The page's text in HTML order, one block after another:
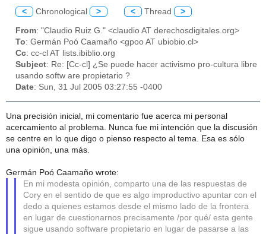
< Chronological > < Thread >
From: "Claudio Ruiz G." <claudio AT derechosdigitales.org>
To: Germán Poó Caamaño <gpoo AT ubiobio.cl>
Cc: cc-cl AT lists.ibiblio.org
Subject: Re: [Cc-cl] ¿Se puede hacer activismo pro-cultura libre
usando softw are propietario ?
Date: Sun, 31 Jul 2005 03:27:55 -0400
Una precisión inicial, mi comentario fue acerca mi personal
acercamiento al problema. Nunca fue mi intención que la discusión
se centre en lo que digo o pienso respecto al tema. Esa es sólo
una opinión, una más.
Germán Poó Caamaño wrote:
En mi modesta opinión, comparto una de las respuestas de
Cory en el sentido de que es algo improductivo apuntar con el
dedo a quienes estamos desde el mismo lado de la frontera
en lugar de cuestionarnos precisamente /por qué/ esta gente
sigue usando software propietario en lugar de pasarse a las